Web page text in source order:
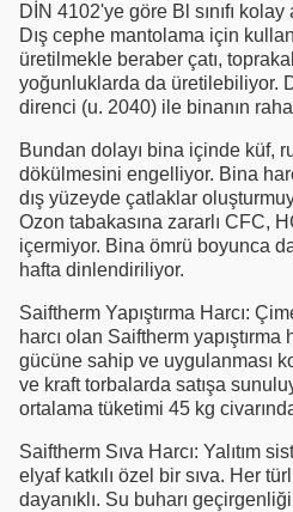
DİN 4102'ye göre Bl sınıfı
Dış cephe mantolama için
üretilmekle beraber çatı,
yoğunluklarda da üretilebiliyor.
direnci (u. 2040) ile binanın
Bundan dolayı bina içinde küf,
dökülmesini engelliyor. Bina
dış yüzeyde çatlaklar
Ozon tabakasına zararlı CFC,
içermiyor. Bina ömrü boyunca
hafta dinlendiriliyor.
Saiftherm Yapıştırma Harcı:
harcı olan Saiftherm yapıştırma
gücüne sahip ve uygulanması
ve kraft torbalarda satışa
ortalama tüketimi 45 kg
Saiftherm Sıva Harcı: Yalıtım
elyaf katkılı özel bir sıva. Her
dayanıklı. Su buharı